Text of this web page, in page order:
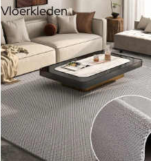
Vloerkleden